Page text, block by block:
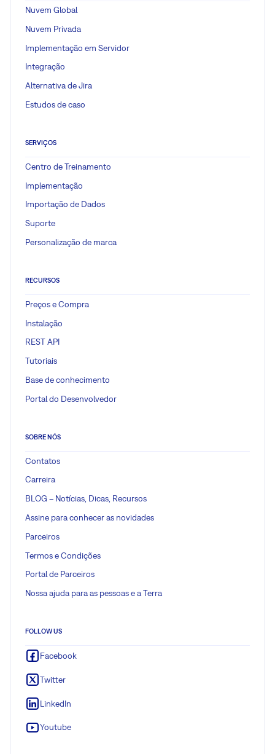
Nuvem Global
Nuvem Privada
Implementação em Servidor
Integração
Alternativa de Jira
Estudos de caso
SERVIÇOS
Centro de Treinamento
Implementação
Importação de Dados
Suporte
Personalização de marca
RECURSOS
Preços e Compra
Instalação
REST API
Tutoriais
Base de conhecimento
Portal do Desenvolvedor
SOBRE NÓS
Contatos
Carreira
BLOG – Notícias, Dicas, Recursos
Assine para conhecer as novidades
Parceiros
Termos e Condições
Portal de Parceiros
Nossa ajuda para as pessoas e a Terra
FOLLOW US
Facebook
Twitter
LinkedIn
Youtube